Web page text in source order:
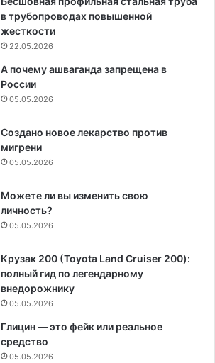
в трубопроводах повышенной
жесткости
22.05.2026
А почему ашваганда запрещена в
России
05.05.2026
Создано новое лекарство против
мигрени
05.05.2026
Можете ли вы изменить свою
личность?
05.05.2026
Крузак 200 (Toyota Land Cruiser 200):
полный гид по легендарному
внедорожнику
05.05.2026
Глицин — это фейк или реальное
средство
05.05.2026